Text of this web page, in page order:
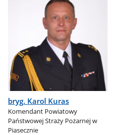
bryg. Karol Kuras
Komendant Powiatowy
Państwowej Straży Pożarnej w
Piasecznie